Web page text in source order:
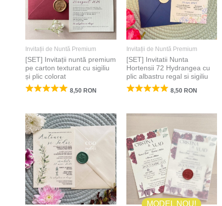
Invitații de Nuntă Premium
[SET] Invitații nuntă premium
pe carton texturat cu sigiliu
și plic colorat
8,50 RON
Invitații de Nuntă Premium
[SET] Invitatii Nunta
Hortensii 72 Hydrangea cu
plic albastru regal si sigiliu
8,50 RON
MODEL NOU!